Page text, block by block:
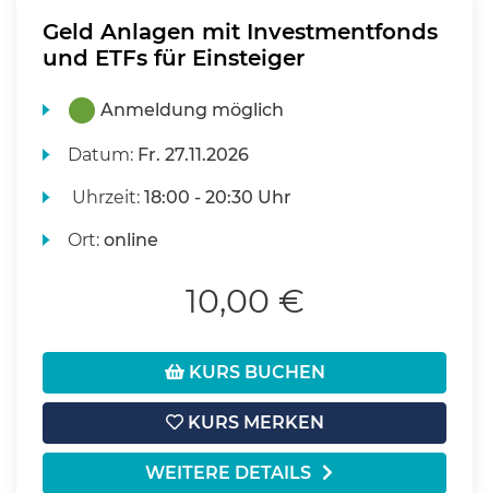
Geld Anlagen mit Investmentfonds
und ETFs für Einsteiger
Anmeldung möglich
Datum: Fr. 27.11.2026
Uhrzeit:18:00 - 20:30 Uhr
Ort:online
10,00 €
KURS BUCHEN
KURS MERKEN
WEITERE DETAILS